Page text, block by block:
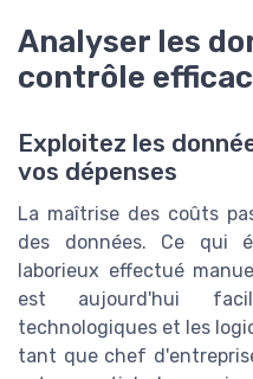
Analyser les
contrôle
Exploitez les
vos dépenses
La maîtrise des coûts
des données. Ce qui
laborieux effectué
est aujourd'hui
technologiques et les
tant que chef